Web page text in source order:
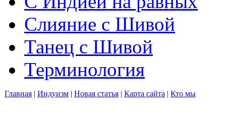
Слияние с Шивой
Танец с Шивой
Терминология
Главная | Индуизм | Новая статья | Карта сайта | Кто мы